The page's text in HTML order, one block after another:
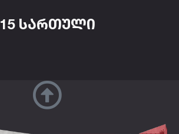
15 ᲡᲐᲠᲗᲣᲚᲘ